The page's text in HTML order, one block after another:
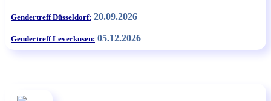
Gendertreff Düsseldorf: 20.09.2026
Gendertreff Leverkusen: 05.12.2026